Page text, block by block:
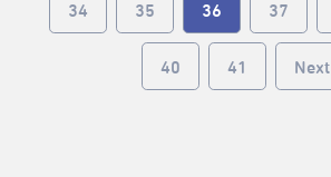
34 35 36 37
40 41 Next